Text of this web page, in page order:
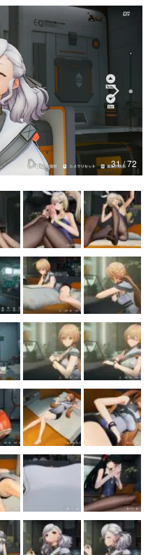
？
がゲームの魅力を画面や操作の
していく、硬派で骨太な評論連載
語
ボス」… ゲームにまつわる言葉
ンピューター文化史研究家・タ
31 / 72